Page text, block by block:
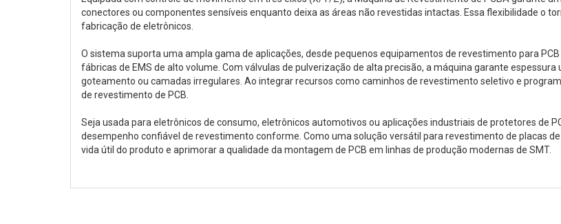
conectores ou componentes sensíveis enquanto deixa as áreas não revestidas intactas. Essa flexibilidade o
fabricação de eletrônicos.
O sistema suporta uma ampla gama de aplicações, desde pequenos equipamentos de revestimento para
fábricas de EMS de alto volume. Com válvulas de pulverização de alta precisão, a máquina garante
goteamento ou camadas irregulares. Ao integrar recursos como caminhos de revestimento seletivo e
de revestimento de PCB.
Seja usada para eletrônicos de consumo, eletrônicos automotivos ou aplicações industriais de protetores de
desempenho confiável de revestimento conforme. Como uma solução versátil para revestimento de placas
vida útil do produto e aprimorar a qualidade da montagem de PCB em linhas de produção modernas de SMT.